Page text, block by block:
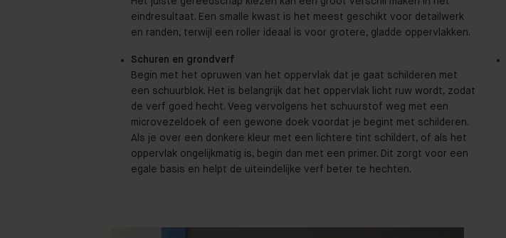
eindresultaat. Een smalle kwast is het meest geschikt voor detailwerk
en randen, terwijl een roller ideaal is voor grotere, gladde oppervlakken.
Schuren en grondverf
Begin met het opruwen van het oppervlak dat je gaat schilderen met
een schuurblok. Het is belangrijk dat het oppervlak licht ruw wordt, zodat
de verf goed hecht. Veeg vervolgens het schuurstof weg met een
microvezeldoek of een gewone doek voordat je begint met schilderen.
Als je over een donkere kleur met een lichtere tint schildert, of als het
oppervlak ongelijkmatig is, begin dan met een primer. Dit zorgt voor een
egale basis en helpt de uiteindelijke verf beter te hechten.